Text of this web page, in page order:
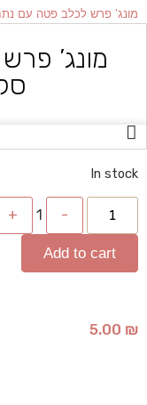
מונג’ פרש לכלב פטה עם נתחי
מונג’
In stock
-
1
+
Add to cart
5.00 ₪